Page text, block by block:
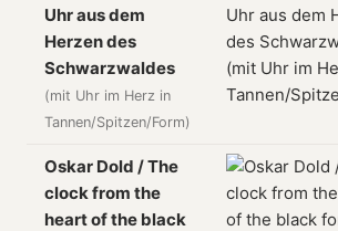
Uhr aus dem
Herzen des
Schwarzwaldes
(mit Uhr im Herz in
Tannen/Spitzen/Form)
Oskar Dold / The
clock from the
heart of the black